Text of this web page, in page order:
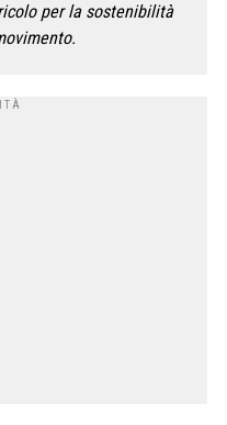
per la sostenibilità